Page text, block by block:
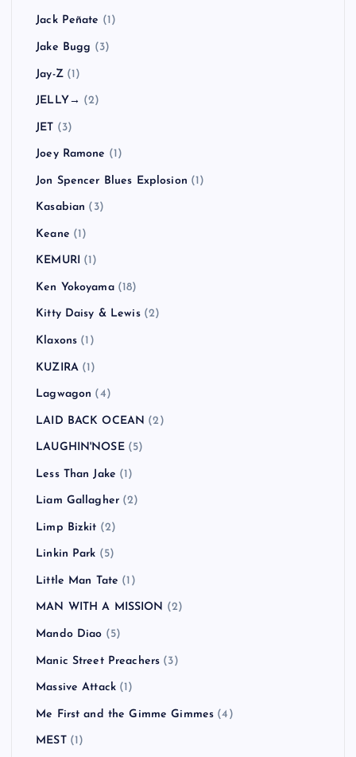
Jack Peñate (1)
Jake Bugg (3)
Jay-Z(1)
JELLY→ (2)
JET (3)
Joey Ramone (1)
Jon Spencer Blues Explosion (1)
Kasabian (3)
Keane (1)
KEMURI (1)
Ken Yokoyama(18)
Kitty Daisy & Lewis(2)
Klaxons (1)
KUZIRA(1)
Lagwagon (4)
LAID BACK OCEAN (2)
LAUGHIN'NOSE(5)
Less Than Jake (1)
Liam Gallagher (2)
Limp Bizkit (2)
Linkin Park (5)
Little Man Tate (1)
MAN WITH A MISSION (2)
Mando Diao (5)
Manic Street Preachers (3)
Massive Attack (1)
Me First and the Gimme Gimmes (4)
MEST(1)